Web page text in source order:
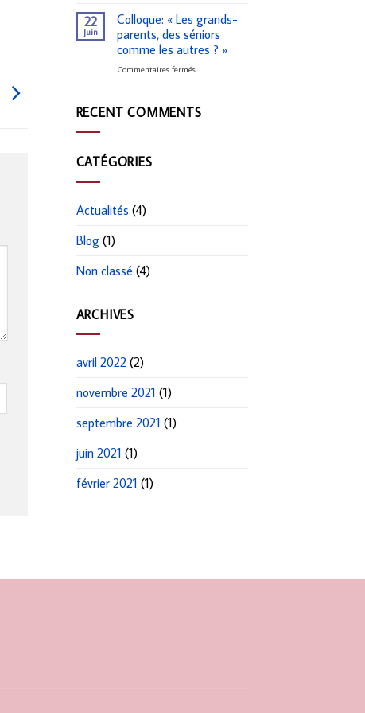
22
Juin
Colloque: « Les grands-
parents, des séniors
comme les autres ? »
Commentaires ferméssur
grands-
RECENT COMMENTS
CATÉGORIES
Actualités (4)
Blog(1)
Non classé (4)
ARCHIVES
avril 2022(2)
novembre 2021 (1)
septembre 2021 (1)
juin 2021 (1)
février 2021 (1)